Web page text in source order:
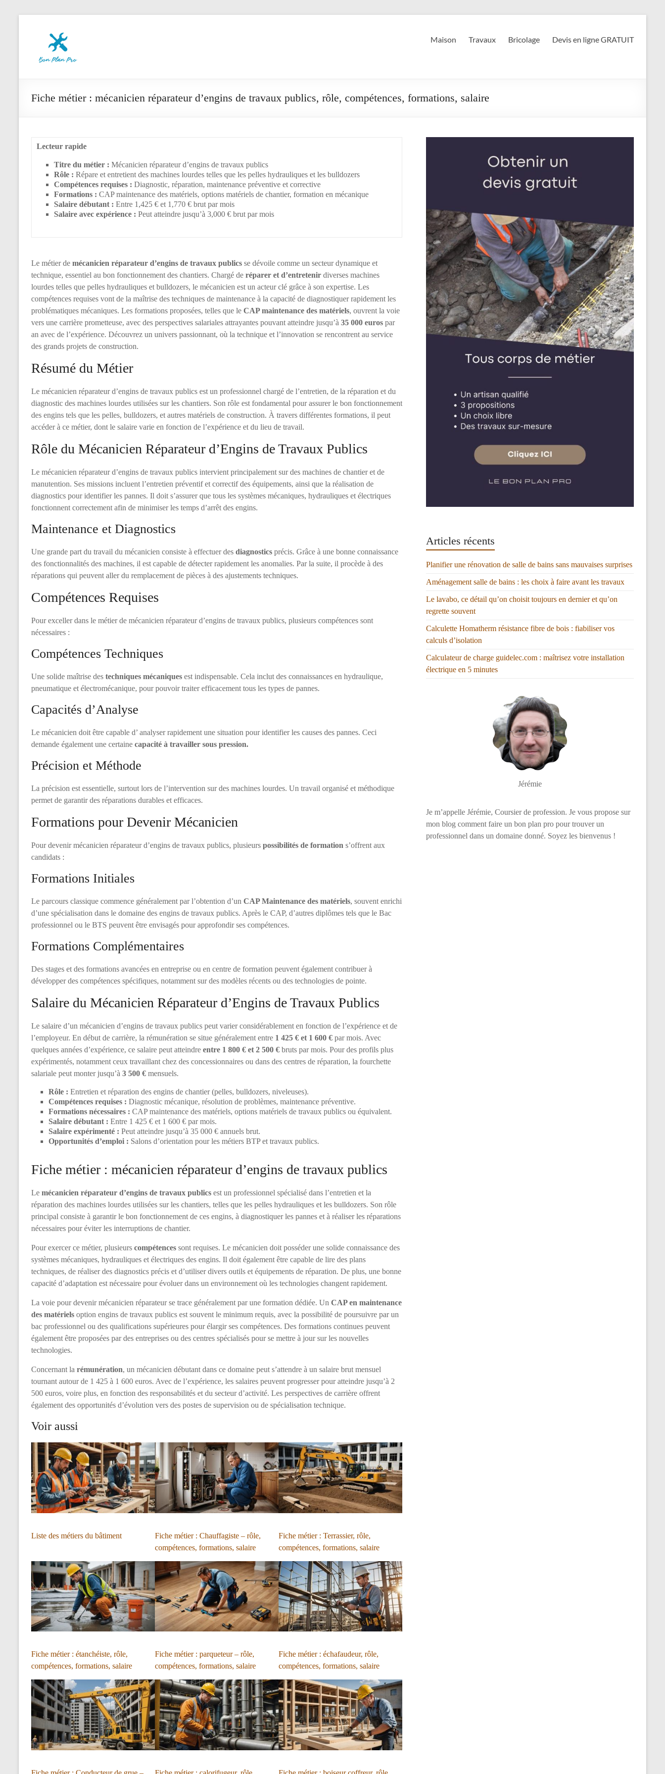
Bon
Plan
Maison Travaux Bricolage Devis en ligne GRATUIT
Fiche métier : mécanicien réparateur d’engins de travaux publics, rôle, compétences, formations, salaire
Lecteur rapide
Titre du métier : Mécanicien réparateur d’engins de travaux publics
Rôle : Répare et entretient des machines lourdes telles que les pelles hydrauliques et les bulldozers
Compétences requises : Diagnostic, réparation, maintenance préventive et corrective
Formations : CAP maintenance des matériels, options matériels de chantier, formation en mécanique
Salaire débutant : Entre 1,425 € et 1,770 € brut par mois
Salaire avec expérience : Peut atteindre jusqu’à 3,000 € brut par mois
Le métier de mécanicien réparateur d’engins de travaux publics se dévoile comme un secteur dynamique et
technique, essentiel au bon fonctionnement des chantiers. Chargé de réparer et d’entretenir diverses machines
lourdes telles que pelles hydrauliques et bulldozers, le mécanicien est un acteur clé grâce à son expertise. Les
compétences requises vont de la maîtrise des techniques de maintenance à la capacité de diagnostiquer rapidement les
problématiques mécaniques. Les formations proposées, telles que le CAP maintenance des matériels, ouvrent la voie
vers une carrière prometteuse, avec des perspectives salariales attrayantes pouvant atteindre jusqu’à 35 000 euros par
an avec de l’expérience. Découvrez un univers passionnant, où la technique et l’innovation se rencontrent au service
des grands projets de construction.
Résumé du Métier
Le mécanicien réparateur d’engins de travaux publics est un professionnel chargé de l’entretien, de la réparation et du
diagnostic des machines lourdes utilisées sur les chantiers. Son rôle est fondamental pour assurer le bon fonctionnement
des engins tels que les pelles, bulldozers, et autres matériels de construction. À travers différentes formations, il peut
accéder à ce métier, dont le salaire varie en fonction de l’expérience et du lieu de travail.
Rôle du Mécanicien Réparateur d’Engins de Travaux Publics
Le mécanicien réparateur d’engins de travaux publics intervient principalement sur des machines de chantier et de
manutention. Ses missions incluent l’entretien préventif et correctif des équipements, ainsi que la réalisation de
diagnostics pour identifier les pannes. Il doit s’assurer que tous les systèmes mécaniques, hydrauliques et électriques
fonctionnent correctement afin de minimiser les temps d’arrêt des engins.
Maintenance et Diagnostics
Une grande part du travail du mécanicien consiste à effectuer des diagnostics précis. Grâce à une bonne connaissance
des fonctionnalités des machines, il est capable de détecter rapidement les anomalies. Par la suite, il procède à des
réparations qui peuvent aller du remplacement de pièces à des ajustements techniques.
Compétences Requises
Pour exceller dans le métier de mécanicien réparateur d’engins de travaux publics, plusieurs compétences sont
nécessaires :
Compétences Techniques
Une solide maîtrise des techniques mécaniques est indispensable. Cela inclut des connaissances en hydraulique,
pneumatique et électromécanique, pour pouvoir traiter efficacement tous les types de pannes.
Capacités d’Analyse
Le mécanicien doit être capable d’ analyser rapidement une situation pour identifier les causes des pannes. Ceci
demande également une certaine capacité à travailler sous pression.
Précision et Méthode
La précision est essentielle, surtout lors de l’intervention sur des machines lourdes. Un travail organisé et méthodique
permet de garantir des réparations durables et efficaces.
Formations pour Devenir Mécanicien
Pour devenir mécanicien réparateur d’engins de travaux publics, plusieurs possibilités de formation s’offrent aux
candidats :
Formations Initiales
Le parcours classique commence généralement par l’obtention d’un CAP Maintenance des matériels, souvent enrichi
d’une spécialisation dans le domaine des engins de travaux publics. Après le CAP, d’autres diplômes tels que le Bac
professionnel ou le BTS peuvent être envisagés pour approfondir ses compétences.
Formations Complémentaires
Des stages et des formations avancées en entreprise ou en centre de formation peuvent également contribuer à
développer des compétences spécifiques, notamment sur des modèles récents ou des technologies de pointe.
Salaire du Mécanicien Réparateur d’Engins de Travaux Publics
Le salaire d’un mécanicien d’engins de travaux publics peut varier considérablement en fonction de l’expérience et de
l’employeur. En début de carrière, la rémunération se situe généralement entre 1 425 € et 1 600 € par mois. Avec
quelques années d’expérience, ce salaire peut atteindre entre 1 800 € et 2 500 € bruts par mois. Pour des profils plus
expérimentés, notamment ceux travaillant chez des concessionnaires ou dans des centres de réparation, la fourchette
salariale peut monter jusqu’à 3 500 € mensuels.
Rôle : Entretien et réparation des engins de chantier (pelles, bulldozers, niveleuses).
Compétences requises : Diagnostic mécanique, résolution de problèmes, maintenance préventive.
Formations nécessaires : CAP maintenance des matériels, options matériels de travaux publics ou équivalent.
Salaire débutant : Entre 1 425 € et 1 600 € par mois.
Salaire expérimenté : Peut atteindre jusqu’à 35 000 € annuels brut.
Opportunités d’emploi : Salons d’orientation pour les métiers BTP et travaux publics.
Fiche métier : mécanicien réparateur d’engins de travaux publics
Le mécanicien réparateur d’engins de travaux publics est un professionnel spécialisé dans l’entretien et la
réparation des machines lourdes utilisées sur les chantiers, telles que les pelles hydrauliques et les bulldozers. Son rôle
principal consiste à garantir le bon fonctionnement de ces engins, à diagnostiquer les pannes et à réaliser les réparations
nécessaires pour éviter les interruptions de chantier.
Pour exercer ce métier, plusieurs compétences sont requises. Le mécanicien doit posséder une solide connaissance des
systèmes mécaniques, hydrauliques et électriques des engins. Il doit également être capable de lire des plans
techniques, de réaliser des diagnostics précis et d’utiliser divers outils et équipements de réparation. De plus, une bonne
capacité d’adaptation est nécessaire pour évoluer dans un environnement où les technologies changent rapidement.
La voie pour devenir mécanicien réparateur se trace généralement par une formation dédiée. Un CAP en maintenance
des matériels option engins de travaux publics est souvent le minimum requis, avec la possibilité de poursuivre par un
bac professionnel ou des qualifications supérieures pour élargir ses compétences. Des formations continues peuvent
également être proposées par des entreprises ou des centres spécialisés pour se mettre à jour sur les nouvelles
technologies.
Concernant la rémunération, un mécanicien débutant dans ce domaine peut s’attendre à un salaire brut mensuel
tournant autour de 1 425 à 1 600 euros. Avec de l’expérience, les salaires peuvent progresser pour atteindre jusqu’à 2
500 euros, voire plus, en fonction des responsabilités et du secteur d’activité. Les perspectives de carrière offrent
également des opportunités d’évolution vers des postes de supervision ou de spécialisation technique.
Voir aussi
Liste des métiers du bâtiment
Fiche métier : Chauffagiste – rôle,
compétences, formations, salaire
Fiche métier : Terrassier, rôle,
compétences, formations, salaire
Fiche métier : étanchéiste, rôle,
compétences, formations, salaire
Fiche métier : parqueteur – rôle,
compétences, formations, salaire
Fiche métier : échafaudeur, rôle,
compétences, formations, salaire
Articles récents
Planifier une rénovation de salle de bains sans mauvaises surprises
Aménagement salle de bains : les choix à faire avant les travaux
Le lavabo, ce détail qu’on choisit toujours en dernier et qu’on
regrette souvent
Calculette Homatherm résistance fibre de bois : fiabiliser vos
calculs d’isolation
Calculateur de charge guidelec.com : maîtrisez votre installation
électrique en 5 minutes
Jérémie
Je m’appelle Jérémie, Coursier de profession. Je vous propose sur
mon blog comment faire un bon plan pro pour trouver un
professionnel dans un domaine donné. Soyez les bienvenus !